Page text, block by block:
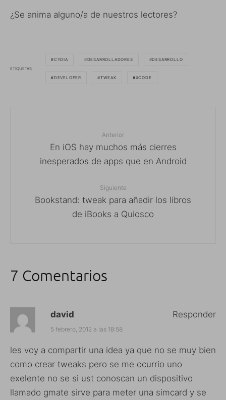
¿Se anima alguno/a de nuestros lectores?
ETIQUETAS
CYDIA DESARROLLADORES DESARROLLO
DEVELOPER TWEAK XCODE
Anterior
En iOS hay muchos más cierres
inesperados de apps que en Android
Siguiente
Bookstand: tweak para añadir los libros
de iBooks a Quiosco
7 Comentarios
david
5 febrero, 2012 a las 18:58
les voy a compartir una idea ya que no se muy bien
como crear tweaks pero se me ocurrio uno
exelente no se si ust conoscan un dispositivo
llamado gmate sirve para meter una simcard y se
Responder